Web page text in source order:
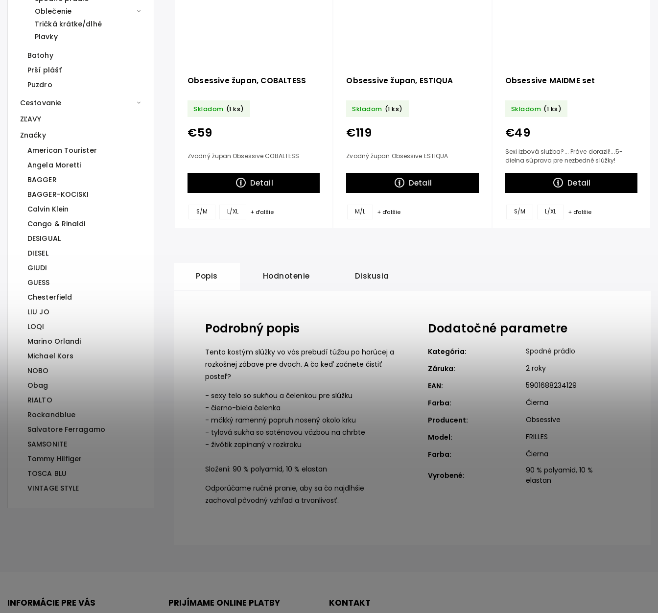
Oblečenie
Tričká krátke/dlhé
Plavky
Batohy
Prší plášť
Puzdro
Cestovanie
ZĽAVY
Značky
American Tourister
Angela Moretti
BAGGER
BAGGER-KOCISKI
Calvin Klein
Cango & Rinaldi
DESIGUAL
DIESEL
GIUDI
GUESS
Chesterfield
LIU JO
LOQI
Marino Orlandi
Michael Kors
NOBO
Obag
RIALTO
Rockandblue
Salvatore Ferragamo
SAMSONITE
Tommy Hilfiger
TOSCA BLU
VINTAGE STYLE
Obsessive župan, COBALTESS
Skladom (1 ks)
€59
Detail
Zvodný župan Obsessive COBALTESS
S/M L/XL + ďalšie
Obsessive župan, ESTIQUA
Skladom (1 ks)
€119
Detail
Zvodný župan Obsessive ESTIQUA
M/L + ďalšie
Obsessive MAIDME set
Skladom (1 ks)
€49
Detail
Sexi izbová služba?... Práve dorazil!...5-
dielna súprava pre nezbedné slúžky!
S/M L/XL + ďalšie
Popis Hodnotenie Diskusia
Podrobný popis
Tento kostým slúžky vo vás prebudí túžbu po horúcej a
rozkošnej zábave pre dvoch. A čo keď začnete čistiť
posteľ?
- sexy telo so sukňou a čelenkou pre slúžku
- čierno-biela čelenka
- mäkký ramenný popruh nosený okolo krku
- tylová sukňa so saténovou väzbou na chrbte
- živôtik zapínaný v rozkroku
Složení: 90 % polyamid, 10 % elastan
Odporúčame ručné pranie, aby sa čo najdlhšie
zachoval pôvodný vzhľad a trvanlivosť.
Dodatočné parametre
Kategória:
Spodné prádlo
Záruka:
2 roky
EAN:
5901688234129
Farba:
Čierna
Producent:
Obsessive
Model:
FRILLES
Farba: Čierna
Vyrobené:
90 % polyamid, 10 %
elastan
INFORMÁCIE PRE VÁS PRIJÍMAME ONLINE PLATBY KONTAKT